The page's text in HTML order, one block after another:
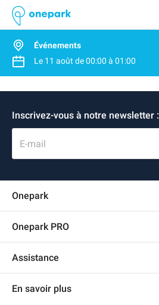
Événements
Le 11 août de00:00 à 01:00
Inscrivez-vous à notre newsletter :
E-mail
Onepark
Recrutement
Onepark PRO
Accéder à mon espace partenaire
Assistance
Centre d'aide
En savoir plus